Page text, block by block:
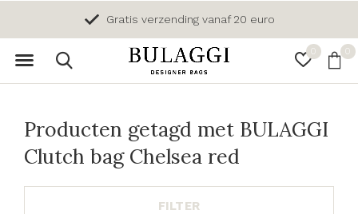
0 0
Gratis verzending vanaf 20 euro
Producten getagd met BULAGGI
Clutch bag Chelsea red
FILTER